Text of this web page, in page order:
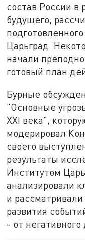
состав России в
будущего,
Царьград.
начали
готовый план
Бурные
"Основные
XXI века",
модерировал
своего
результаты
Институтом
анализировали
и
развития
- от